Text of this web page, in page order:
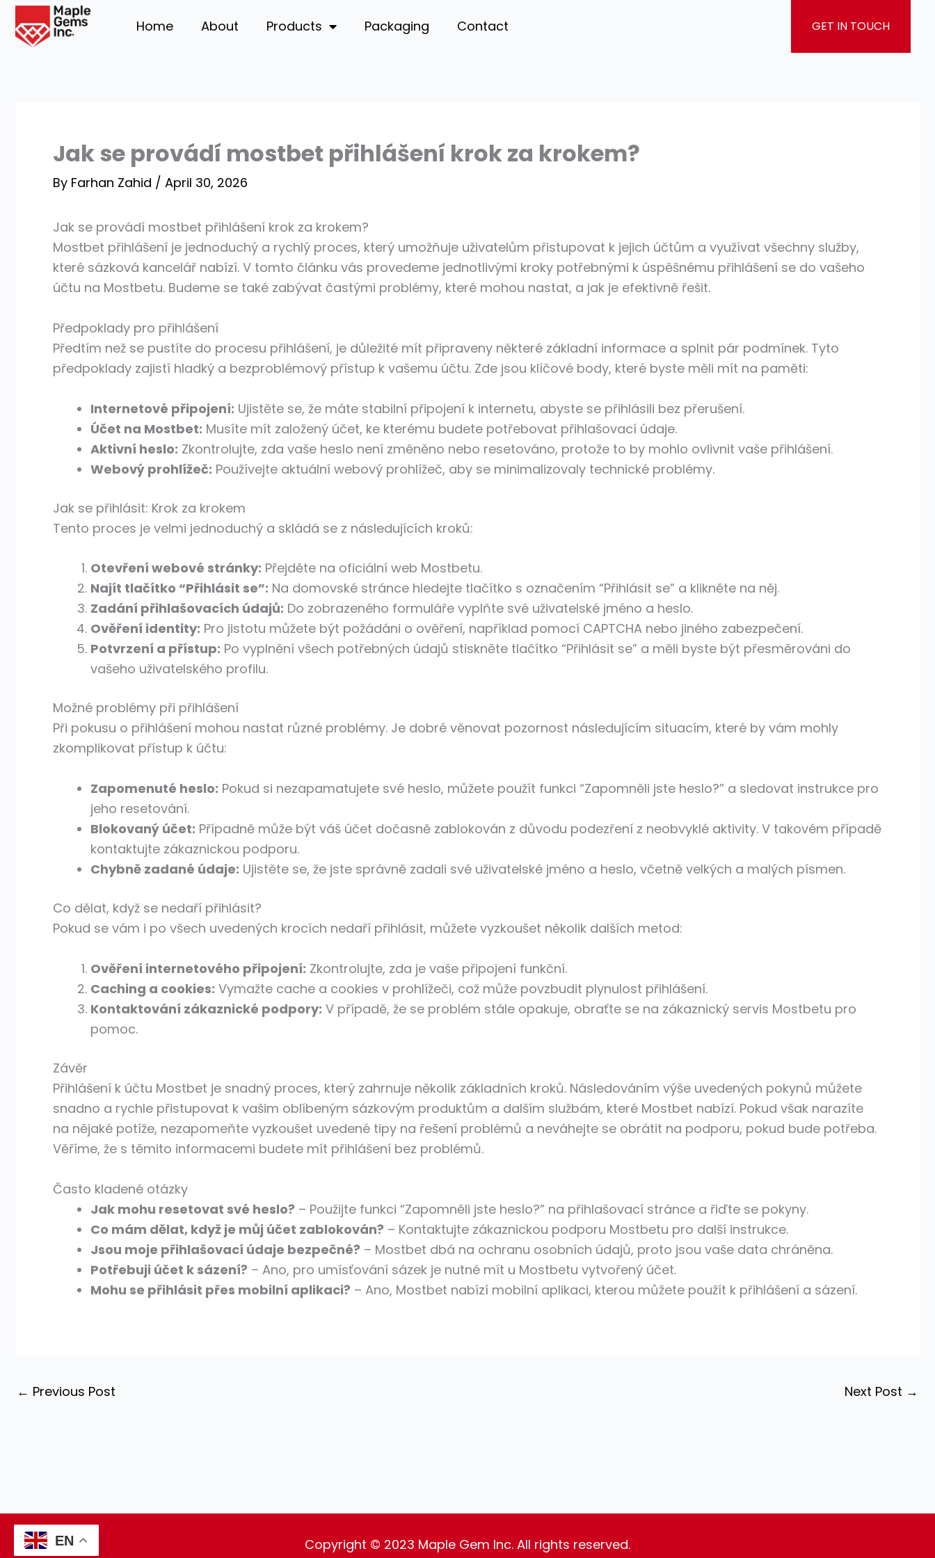
Skip
content
Home About Products Packaging Contact GET IN TOUCH
Jak se provádí mostbet přihlášení krok za krokem?
By Farhan Zahid / April 30, 2026
Jak se provádí mostbet přihlášení krok za krokem?
Mostbet přihlášení je jednoduchý a rychlý proces, který umožňuje uživatelům přistupovat k jejich účtům a využívat všechny služby,
které sázková kancelář nabízí. V tomto článku vás provedeme jednotlivými kroky potřebnými k úspěšnému přihlášení se do vašeho
účtu na Mostbetu. Budeme se také zabývat častými problémy, které mohou nastat, a jak je efektivně řešit.
Předpoklady pro přihlášení
Předtím než se pustíte do procesu přihlášení, je důležité mít připraveny některé základní informace a splnit pár podmínek. Tyto
předpoklady zajistí hladký a bezproblémový přístup k vašemu účtu. Zde jsou klíčové body, které byste měli mít na paměti:
Internetové připojení: Ujistěte se, že máte stabilní připojení k internetu, abyste se přihlásili bez přerušení.
Účet na Mostbet: Musíte mít založený účet, ke kterému budete potřebovat přihlašovací údaje.
Aktivní heslo: Zkontrolujte, zda vaše heslo není změněno nebo resetováno, protože to by mohlo ovlivnit vaše přihlášení.
Webový prohlížeč: Používejte aktuální webový prohlížeč, aby se minimalizovaly technické problémy.
Jak se přihlásit: Krok za krokem
Tento proces je velmi jednoduchý a skládá se z následujících kroků:
Otevření webové stránky: Přejděte na oficiální web Mostbetu.
Najít tlačítko “Přihlásit se”: Na domovské stránce hledejte tlačítko s označením “Přihlásit se” a klikněte na něj.
Zadání přihlašovacích údajů: Do zobrazeného formuláře vyplňte své uživatelské jméno a heslo.
Ověření identity: Pro jistotu můžete být požádáni o ověření, například pomocí CAPTCHA nebo jiného zabezpečení.
Potvrzení a přístup: Po vyplnění všech potřebných údajů stiskněte tlačítko “Přihlásit se” a měli byste být přesměrováni do
vašeho uživatelského profilu.
Možné problémy při přihlášení
Při pokusu o přihlášení mohou nastat různé problémy. Je dobré věnovat pozornost následujícím situacím, které by vám mohly
zkomplikovat přístup k účtu:
Zapomenuté heslo: Pokud si nezapamatujete své heslo, můžete použít funkci “Zapomněli jste heslo?” a sledovat instrukce pro
jeho resetování.
Blokovaný účet: Případně může být váš účet dočasně zablokován z důvodu podezření z neobvyklé aktivity. V takovém případě
kontaktujte zákaznickou podporu.
Chybně zadané údaje: Ujistěte se, že jste správně zadali své uživatelské jméno a heslo, včetně velkých a malých písmen.
Co dělat, když se nedaří přihlásit?
Pokud se vám i po všech uvedených krocích nedaří přihlásit, můžete vyzkoušet několik dalších metod:
Ověření internetového připojení: Zkontrolujte, zda je vaše připojení funkční.
Caching a cookies: Vymažte cache a cookies v prohlížeči, což může povzbudit plynulost přihlášení.
Kontaktování zákaznické podpory: V případě, že se problém stále opakuje, obraťte se na zákaznický servis Mostbetu pro
pomoc.
Závěr
Přihlášení k účtu Mostbet je snadný proces, který zahrnuje několik základních kroků. Následováním výše uvedených pokynů můžete
snadno a rychle přistupovat k vašim oblíbeným sázkovým produktům a dalším službám, které Mostbet nabízí. Pokud však narazíte
na nějaké potíže, nezapomeňte vyzkoušet uvedené tipy na řešení problémů a neváhejte se obrátit na podporu, pokud bude potřeba.
Věříme, že s těmito informacemi budete mít přihlášení bez problémů.
Často kladené otázky
Jak mohu resetovat své heslo? – Použijte funkci “Zapomněli jste heslo?” na přihlašovací stránce a řiďte se pokyny.
Co mám dělat, když je můj účet zablokován? – Kontaktujte zákaznickou podporu Mostbetu pro další instrukce.
Jsou moje přihlašovací údaje bezpečné? – Mostbet dbá na ochranu osobních údajů, proto jsou vaše data chráněna.
Potřebuji účet k sázení? – Ano, pro umísťování sázek je nutné mít u Mostbetu vytvořený účet.
Mohu se přihlásit přes mobilní aplikaci? – Ano, Mostbet nabízí mobilní aplikaci, kterou můžete použít k přihlášení a sázení.
← Previous Post Next Post →
Copyright © 2023 Maple Gem Inc. All rights reserved.
EN